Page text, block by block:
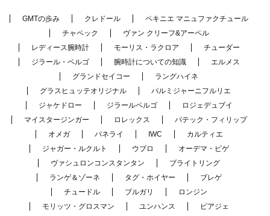
GMTの歩み クレドール
ペキニエ マニュファクチュール
チャペック
ヴァン クリーフ&アーペル
レディース腕時計
モーリス・ラクロア
チューダー
ジラール・ペルゴ
腕時計についての知識
エルメス
グランドセイコー
ラングハイネ
グラスヒュッテオリジナル
パルミジャーニフルリエ
ジャケドロー
ジラールペルゴ
ロジェデュブイ
マイスタージンガー
ロレックス
パテック・フィリップ
オメガ
パネライ IWC
カルティエ
ジャガー・ルクルト
ウブロ
オーデマ・ピゲ
ヴァシュロンコンスタンタン
ブライトリング
ランゲ＆ゾーネ
タグ・ホイヤー
ブレゲ
チュードル
ブルガリ
ロンジン
モリッツ・グロスマン
ユンハンス
ピアジェ